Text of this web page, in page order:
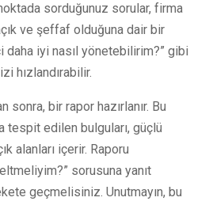
sorduğunuz sorular, firma
ve şeffaf olduğuna dair bir
daha iyi nasıl yönetebilirim?” gibi
hızlandırabilir.
sonra, bir rapor hazırlanır. Bu
tespit edilen bulguları, güçlü
alanları içerir. Raporu
sorusuna yanıt
geçmelisiniz. Unutmayın, bu